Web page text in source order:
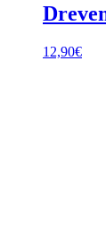
12,90€